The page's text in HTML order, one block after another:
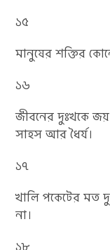
১৫
মানুষের শক্তির
১৬
জীবনের দুঃখকে
সাহস আর ধৈর্য।
১৭
খালি পকেটের মত
না।
১৮